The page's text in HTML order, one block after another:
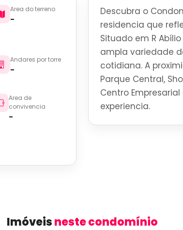
Area do terreno
-
Andares por torre
-
Area de
convivencia
-
Descubra o
residencia que
Situado em R
ampla variedade
cotidiana. A
Parque Central,
Centro
experiencia.
Imóveisneste condomínio